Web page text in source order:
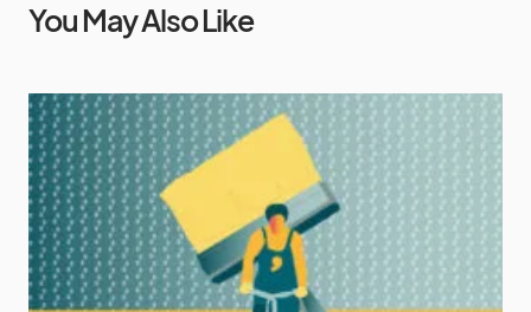
You May Also Like